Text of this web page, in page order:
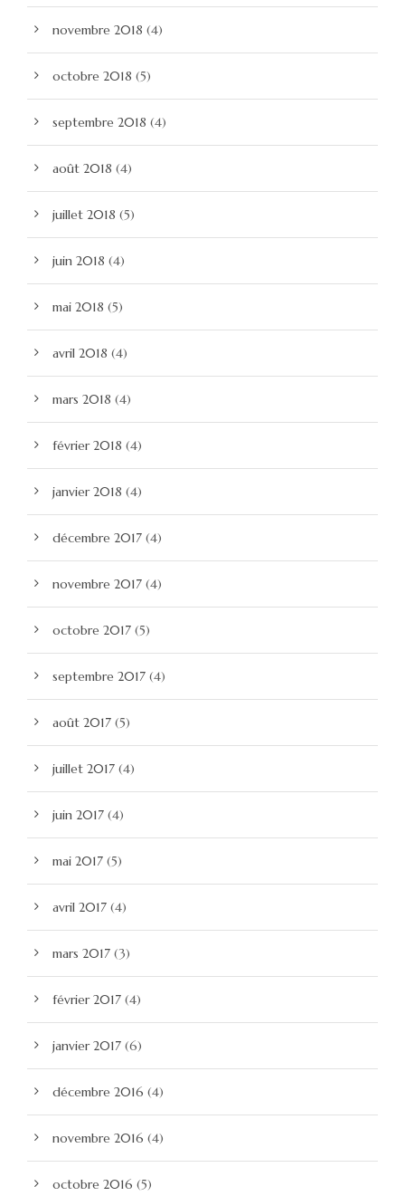
novembre 2018 (4)
octobre 2018 (5)
septembre 2018 (4)
août 2018 (4)
juillet 2018 (5)
juin 2018 (4)
mai 2018 (5)
avril 2018 (4)
mars 2018 (4)
février 2018 (4)
janvier 2018 (4)
décembre 2017 (4)
novembre 2017 (4)
octobre 2017 (5)
septembre 2017 (4)
août 2017 (5)
juillet 2017 (4)
juin 2017 (4)
mai 2017 (5)
avril 2017 (4)
mars 2017 (3)
février 2017 (4)
janvier 2017 (6)
décembre 2016 (4)
novembre 2016 (4)
octobre 2016 (5)